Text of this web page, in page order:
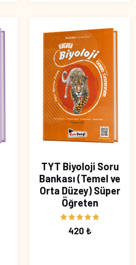
TYT Biyoloji Soru
Bankası (Temel ve
Orta Düzey) Süper
Öğreten
420 ₺